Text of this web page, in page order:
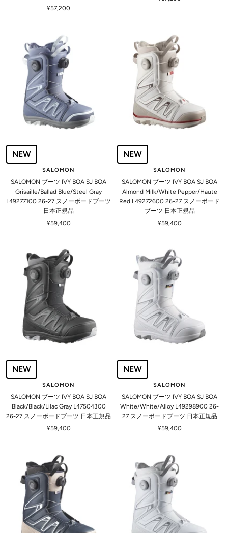
セ
格
¥57,200
NEW
SALOMON
SALOMON ブーツ IVY BOA SJ BOA
Grisaille/Ballad Blue/Steel Gray
L49277100 26-27 スノーボードブーツ
日本正規品
セ
格
¥59,400
NEW
SALOMON
SALOMON ブーツ IVY BOA SJ BOA
Almond Milk/White Pepper/Haute
Red L49272600 26-27 スノーボード
ブーツ 日本正規品
セ
格
¥59,400
NEW
SALOMON
SALOMON ブーツ IVY BOA SJ BOA
Black/Black/Lilac Gray L47504300
26-27 スノーボードブーツ 日本正規品
セ
格
¥59,400
NEW
SALOMON
SALOMON ブーツ IVY BOA SJ BOA
White/White/Alloy L49298900 26-
27 スノーボードブーツ 日本正規品
セ
格
¥59,400